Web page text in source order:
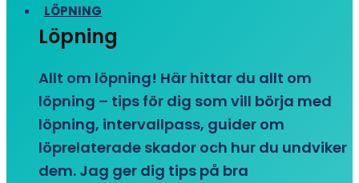
LÖPNING
Löpning
Allt om löpning! Här hittar du allt om
löpning – tips för dig som vill börja med
löpning, intervallpass, guider om
löprelaterade skador och hur du undviker
dem. Jag ger dig tips på bra